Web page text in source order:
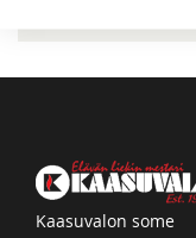
Kaasuvalon some